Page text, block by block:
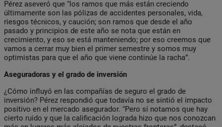
Pérez aseveró que “los ramos que más están creciendo
últimamente son las pólizas de accidentes personales, vida,
riesgos técnicos, y caución; son ramos que desde el año
pasado y principios de este año se nota que están en
crecimiento, y eso se está manteniendo; por eso creemos que
vamos a cerrar muy bien el primer semestre y somos muy
optimistas para que el año que viene continúe la racha”.
Aseguradoras y el grado de inversión
¿Cómo influyó en las compañías de seguro el grado de
inversión? Pérez respondió que todavía no se sintió el impacto
positivo en el mercado asegurador. “Pero sí notamos que hay
cierto ruido y que la calificación lograda hizo que nos conozcan